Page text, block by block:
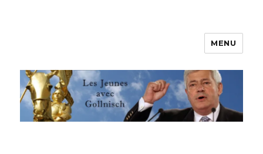
Les jeunes avec Gollnisch
MENU